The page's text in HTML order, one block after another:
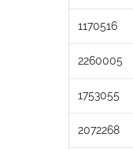
1170516
2260005
1753055
2072268